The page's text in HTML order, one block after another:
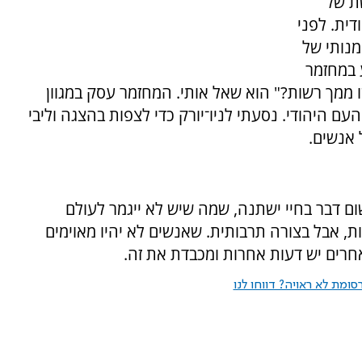
לפני
של
במחזמר
רשות?" הוא שאל אותי. המחזמר עסק במגוון
היהודי. נסעתי לניו־יורק כדי לצפות בהצגה וליבי
אנשים.
דבר בחיי ישתנה, שמה שיש לא ייגמר לעולם
בצורה תרבותית. שאנשים לא יהיו מאוימים
יש דעות אחרות ומכבדת את זה.
לא ראויה? דווחו לנו